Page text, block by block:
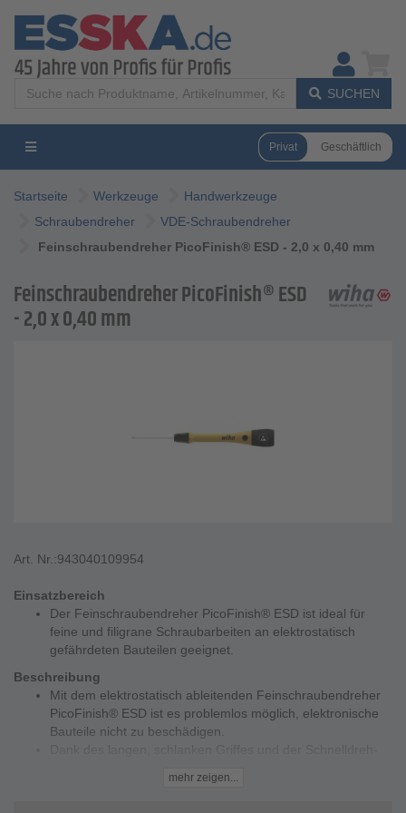
SUCHEN
Privat Geschäftlich
Startseite Werkzeuge
Handwerkzeuge
Schraubendreher
VDE-Schraubendreher
Feinschraubendreher PicoFinish® ESD - 2,0 x 0,40 mm
Feinschraubendreher PicoFinish® ESD
- 2,0 x 0,40 mm
Art. Nr.:943040109954
Einsatzbereich
Der Feinschraubendreher PicoFinish® ESD ist ideal für
feine und filigrane Schraubarbeiten an elektrostatisch
gefährdeten Bauteilen geeignet.
Beschreibung
Mit dem elektrostatisch ableitenden Feinschraubendreher
PicoFinish® ESD ist es problemlos möglich, elektronische
Bauteile nicht zu beschädigen.
gefühlvolles Arbeiten an empfindlichen Werkstücken.
mehr zeigen...